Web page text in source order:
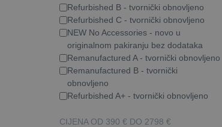
Refurbished B - tvornički obnovljeno
Refurbished C - tvornički obnovljeno
NEW No Accessories - novo u
originalnom pakiranju bez dodataka
Remanufactured A - tvornički obnovljeno
Remanufactured B - tvornički
obnovljeno
Refurbished A+ - tvornički obnovljeno
CIJENA OD 390 € DO 2798 €